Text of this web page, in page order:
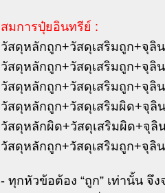
สมการปุ๋ยอินทรีย์ :
วัสดุหลักถูก+วัสดุเสริมถูก+จุลิ
วัสดุหลักถูก+วัสดุเสริมถูก+จุลิ
วัสดุหลักถูก+วัสดุเสริมถูก+จุลิ
วัสดุหลักถูก+วัสดุเสริมผิด+จุลิ
วัสดุหลักผิด+วัสดุเสริมผิด+จุลิ
วัสดุหลักถูก+วัสดุเสริมถูก+จุลิ
- ทุกหัวข้อต้อง “ถูก” เท่านั้น จึง